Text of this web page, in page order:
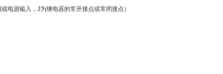
电源输入，J为继电器的常开接点或常闭接点）